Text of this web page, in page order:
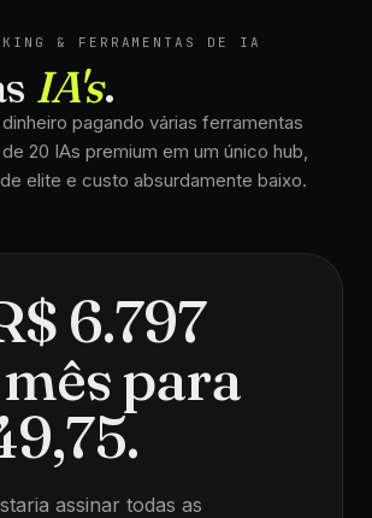
& FERRAMENTAS DE IA
IA's.
pagando várias ferramentas
20 IAs premium em um único hub,
elite e custo absurdamente baixo.
6.797
para
assinar todas as